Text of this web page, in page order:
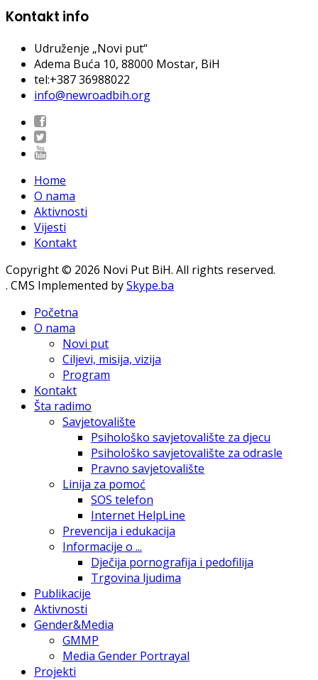
Kontakt info
Udruženje „Novi put“
Adema Buća 10, 88000 Mostar, BiH
tel:+387 36988022
info@newroadbih.org
Home
O nama
Aktivnosti
Vijesti
Kontakt
Copyright © 2026 Novi Put BiH. All rights reserved.
. CMS Implemented bySkype.ba
Početna
O nama
Novi put
Ciljevi, misija, vizija
Program
Kontakt
Šta radimo
Savjetovalište
Psihološko savjetovalište za djecu
Psihološko savjetovalište za odrasle
Pravno savjetovalište
Linija za pomoć
SOS telefon
Internet HelpLine
Prevencija i edukacija
Informacije o ...
Dječija pornografija i pedofilija
Trgovina ljudima
Publikacije
Aktivnosti
Gender&Media
GMMP
Media Gender Portrayal
Projekti